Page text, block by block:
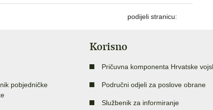
podijeli stranicu:
pobjedničke
Korisno
Pričuvna komponenta Hrvatske
Područni odjeli za poslove obrane
Službenik za informiranje